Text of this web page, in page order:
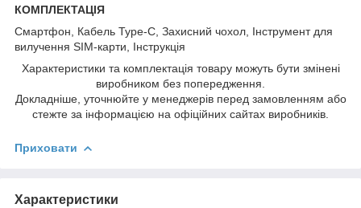
КОМПЛЕКТАЦІЯ
Смартфон, Кабель Type-C, Захисний чохол, Інструмент для
вилучення SIM-карти, Інструкція
Характеристики та комплектація товару можуть бути змінені
виробником без попередження.
Докладніше, уточнюйте у менеджерів перед замовленням або
стежте за інформацією на офіційних сайтах виробників.
Приховати
Характеристики